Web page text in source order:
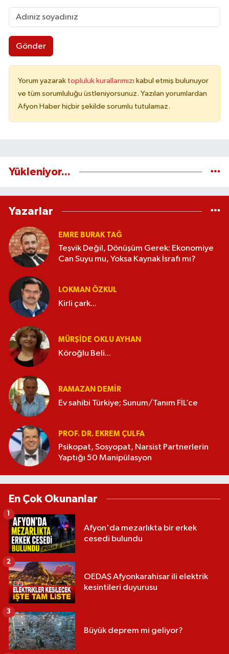
Gönder
Yorum yazarak topluluk kurallarımızı kabul etmiş bulunuyor
ve tüm sorumluluğu üstleniyorsunuz. Yazılan yorumlardan
Afyon Haber hiçbir şekilde sorumlu tutulamaz.
Yükleniyor...
Yazarlar
EMRE BURAK TAĞ
Teşvik Değil, Dönüşüm Gerek: Ekonomiye
Can Suyu mu, Yoksa Kaynak İsrafı mı?
LOKMAN ÖZKUL
Kirli çark...
MÜRŞIDE OKLU AYHAN
Köroğlu Beli...
RAMAZAN DEMİR
Ev sahibi Türkiye; Sunum/Tanım FİL’ce
PROF. DR. EKREM ÇULFA
Psikopat, Sosyopat, Narsist Partnerlerin
Yaptığı 50 Manipülasyon
En Çok Okunanlar
Afyon'da mezarlıkta bir erkek
cesedi bulundu
1
OEDAŞ Afyonkarahisar ili elektrik
kesintileri duyurusu
2
Büyük deprem mi geliyor?
3